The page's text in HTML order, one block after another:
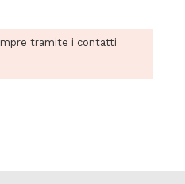
tramite i contatti